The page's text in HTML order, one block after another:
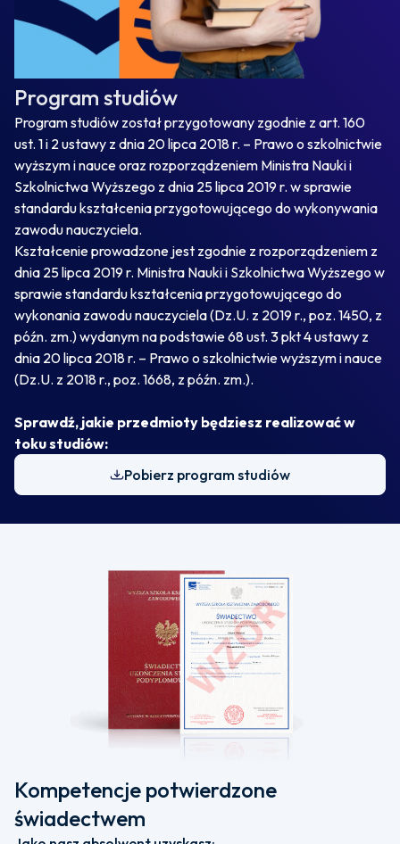
Program studiów
Program studiów został przygotowany zgodnie z art. 160
ust. 1 i 2 ustawy z dnia 20 lipca 2018 r. – Prawo o szkolnictwie
wyższym i nauce oraz rozporządzeniem Ministra Nauki i
Szkolnictwa Wyższego z dnia 25 lipca 2019 r. w sprawie
standardu kształcenia przygotowującego do wykonywania
zawodu nauczyciela.
Kształcenie prowadzone jest zgodnie z rozporządzeniem z
dnia 25 lipca 2019 r. Ministra Nauki i Szkolnictwa Wyższego w
sprawie standardu kształcenia przygotowującego do
wykonania zawodu nauczyciela (Dz.U. z 2019 r., poz. 1450, z
późn. zm.) wydanym na podstawie 68 ust. 3 pkt 4 ustawy z
dnia 20 lipca 2018 r. – Prawo o szkolnictwie wyższym i nauce
(Dz.U. z 2018 r., poz. 1668, z późn. zm.).
Sprawdź, jakie przedmioty będziesz realizować w
toku studiów:
Pobierz program studiów
Kompetencje potwierdzone
świadectwem